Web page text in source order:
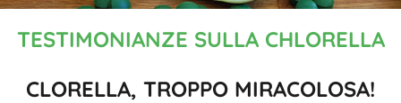
TESTIMONIANZE SULLA CHLORELLA
CLORELLA, TROPPO MIRACOLOSA!